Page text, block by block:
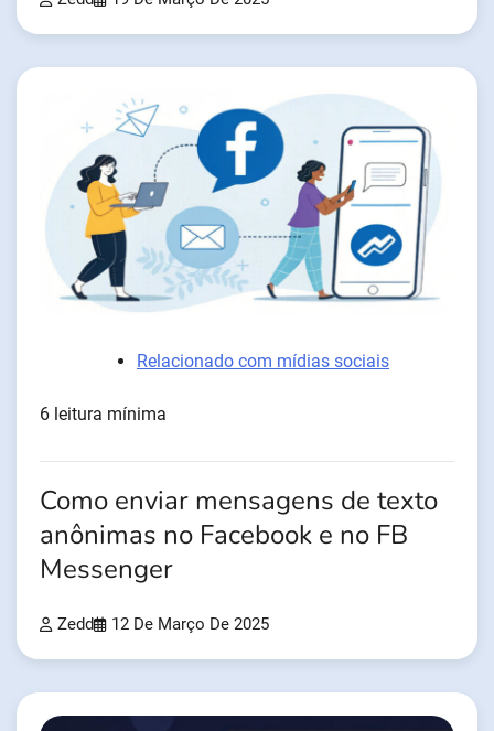
Relacionado com mídias sociais
6 leitura mínima
Como enviar mensagens de texto
anônimas no Facebook e no FB
Messenger
Zedd 12 De Março De 2025